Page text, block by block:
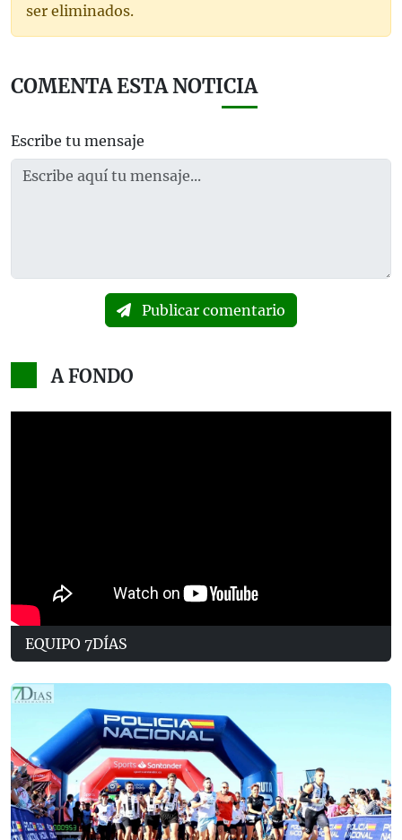
ser eliminados.
COMENTA ESTA NOTICIA
Escribe tu mensaje
Publicar comentario
A FONDO
EQUIPO 7DÍAS